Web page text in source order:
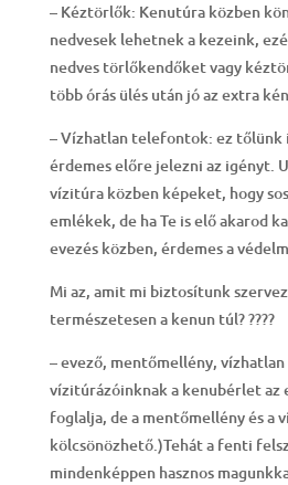
– Kéztörlők: Kenutúra közben
nedvesek lehetnek a kezeink,
nedves törlőkendőket vagy
több órás ülés után jó az extra
– Vízhatlan telefontok: ez tőlünk
érdemes előre jelezni az igényt.
vízitúra közben képeket, hogy
emlékek, de ha Te is elő akarod
evezés közben, érdemes a
Mi az, amit mi biztosítunk
természetesen a kenun túl? ????
– evező, mentőmellény,
vízitúrázóinknak a kenubérlet az
foglalja, de a mentőmellény és a
kölcsönözhető.)Tehát a fenti
mindenképpen hasznos